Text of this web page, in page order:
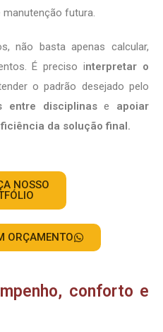
futura.
não basta apenas calcular,
É preciso interpretar o
o padrão desejado pelo
entre disciplinase apoiar
da solução final.
NOSSO
ORÇAMENTO
conforto e